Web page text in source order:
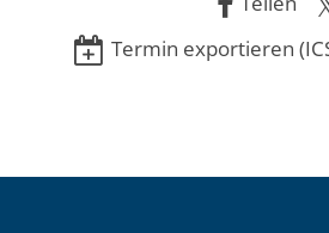
Termin exportieren